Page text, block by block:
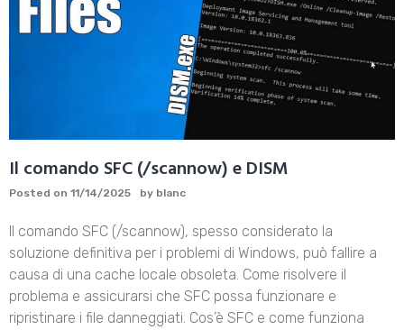
Il comando SFC (/scannow) e DISM
Posted on 11/14/2025 by blanc
Il comando SFC (/scannow), spesso considerato la
soluzione definitiva per i problemi di Windows, può fallire a
causa di una cache locale obsoleta. Come risolvere il
problema e assicurarsi che SFC possa funzionare e
ripristinare i file danneggiati. Cos’è SFC e come funziona